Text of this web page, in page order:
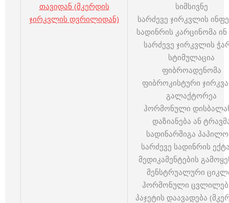
თავიდან (მკერდის
ჯირკვლის დვრილიდან)
სიმსივნე
სარძევე ჯირკვლის
სადინრის კარცინომა ინ
სარძევე ჯირკვლის
სტიმულაცია
ფიბროადენომა
ფიბროკისტური
გალაქტორეა
ჰორმონული
დაზიანება ან
სადინარშიგა
სარძევე სადინრის
მედიკამენტების
მენსტრუალური
ჰორმონული
პაჯეტის დაავადება